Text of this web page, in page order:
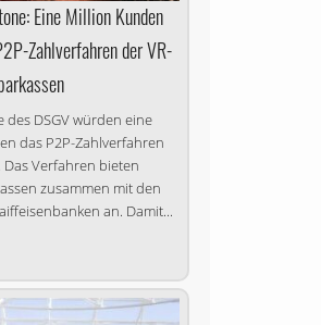
Eine Million Kunden
Zahlverfahren der VR-
des DSGV würden eine
das P2P-Zahlverfahren
Das Verfahren bieten
zusammen mit den
an. Damit...